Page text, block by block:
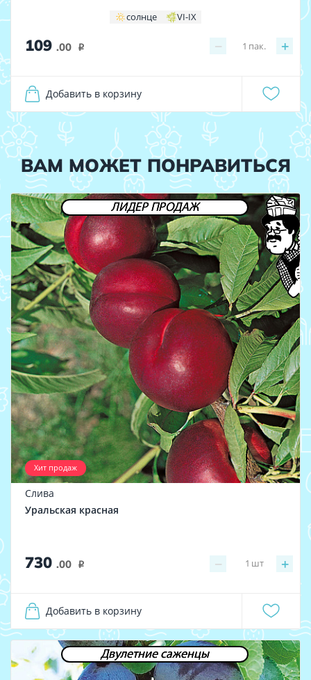
солнце VI-IX
109 .00 i − +
1 пак.
Добавить в корзину
ВАМ МОЖЕТ ПОНРАВИТЬСЯ
ЛИДЕР ПРОДАЖ
Хит продаж
Слива
Уральская красная
730 .00 i − +
1 шт
Добавить в корзину
Двулетние саженцы